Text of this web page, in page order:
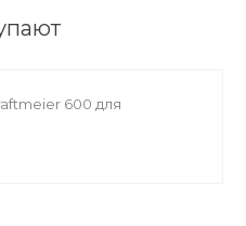
600 для